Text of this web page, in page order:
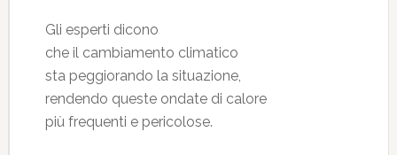
Gli esperti dicono
che il cambiamento climatico
sta peggiorando la situazione,
rendendo queste ondate di calore
più frequenti e pericolose.